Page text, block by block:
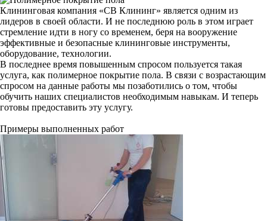
Клининговая компания «СВ Клининг» является одним из
лидеров в своей области. И не последнюю роль в этом играет
стремление идти в ногу со временем, беря на вооружение
эффективные и безопасные клининговые инструменты,
оборудование, технологии.
В последнее время повышенным спросом пользуется такая
услуга, как полимерное покрытие пола. В связи с возрастающим
спросом на данные работы мы позаботились о том, чтобы
обучить наших специалистов необходимым навыкам. И теперь
готовы предоставить эту услугу.
Примеры выполненных работ